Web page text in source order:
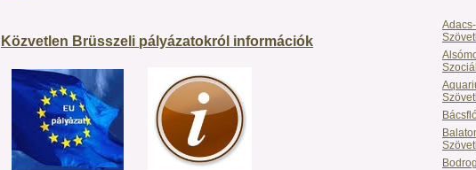
Közvetlen Brüsszeli pályázatokról információk